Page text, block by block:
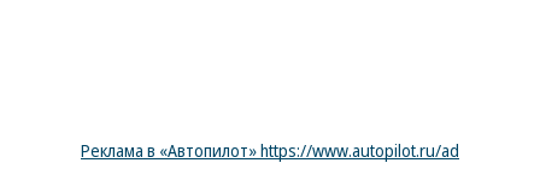
Реклама в «Автопилот» https://www.autopilot.ru/ad